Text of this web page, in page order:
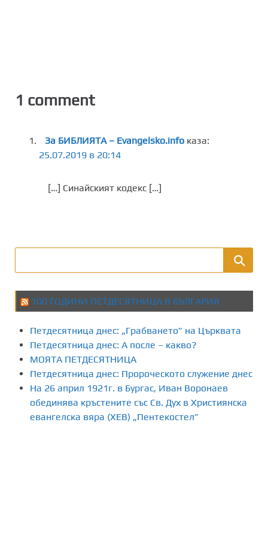
1 comment
За БИБЛИЯТА – Evangelsko.info каза:
25.07.2019 в 20:14
[…] Синайският кодекс […]
100 ГОДИНИ ПЕТДЕСЯТНИЦА В БЪЛГАРИЯ
Петдесятница днес: „Грабването” на Църквата
Петдесятница днес: А после – какво?
МОЯТА ПЕТДЕСЯТНИЦА
Петдесятница днес: Пророческото служение днес
На 26 април 1921г. в Бургас, Иван Воронаев
обединява кръстените със Св. Дух в Християнска
евангелска вяра (ХЕВ) „Пентекостел”